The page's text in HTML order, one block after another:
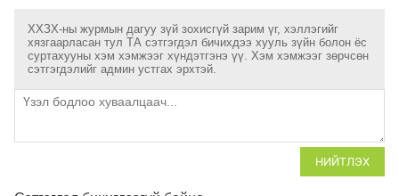
ХХЗХ-ны журмын дагуу зүй зохисгүй зарим үг, хэллэгийг
хязгаарласан тул ТА сэтгэгдэл бичихдээ хууль зүйн болон ёс
суртахууны хэм хэмжээг хүндэтгэнэ үү. Хэм хэмжээг зөрчсөн
сэтгэгдэлийг админ устгах эрхтэй.
НИЙТЛЭХ